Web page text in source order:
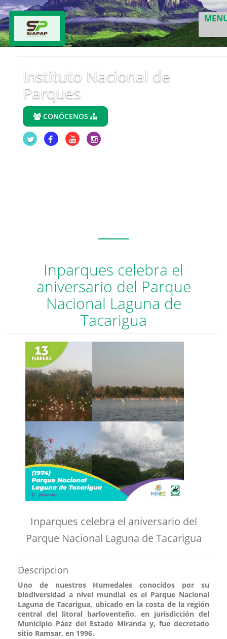
Instituto Nacional de
Parques
CONÓCENOS
Inparques celebra el
aniversario del Parque
Nacional Laguna de
Tacarigua
Inparques celebra el aniversario del
Parque Nacional Laguna de Tacarigua
Descripcion
Uno de nuestros Humedales conocidos por su
biodiversidad a nivel mundial es el Parque Nacional
Laguna de Tacarigua, ubicado en la costa de la región
central del litoral barloventeño, en jurisdicción del
Municipio Páez del Estado Miranda y, fue decretado
sitio Ramsar, en 1996.